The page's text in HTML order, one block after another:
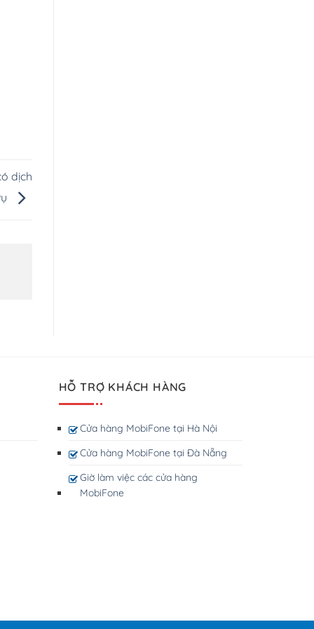
dịch
HỖ TRỢ KHÁCH HÀNG
Cửa hàng MobiFone tại Hà Nội
Cửa hàng MobiFone tại Đà Nẵng
Giờ làm việc các cửa hàng
MobiFone